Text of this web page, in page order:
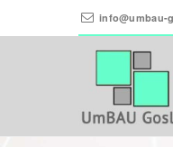
info@umbau-